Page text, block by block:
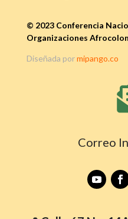
© 2023 Conferencia
Organizaciones
Diseñada pormipango.co
Correo